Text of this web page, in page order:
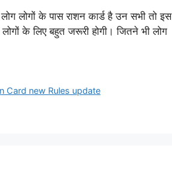
लोगों के पास राशन कार्ड है उन सभी तो इस
के लिए बहुत जरूरी होगी। जितने भी लोग
Card new Rules update